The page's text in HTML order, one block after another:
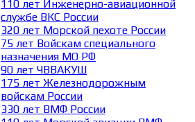
110 лет Инженерно-авиационной
службе ВКС России
320 лет Морской пехоте России
75 лет Войскам специального
назначения МО РФ
90 лет ЧВВАКУШ
175 лет Железнодорожным
войскам России
330 лет ВМФ России